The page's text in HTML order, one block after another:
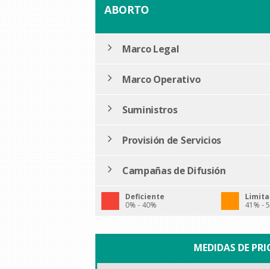
ABORTO
Marco Legal
Marco Operativo
Suministros
Provisión de Servicios
Campañas de Difusión
Deficiente
0% - 40%
41% -
MEDIDAS DE